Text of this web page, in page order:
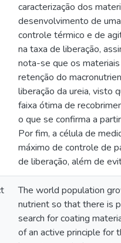
caracterização dos
desenvolvimento de
controle térmico e de
na taxa de liberação,
nota-se que os
retenção do
liberação da ureia, visto
faixa ótima de
o que se confirma a
Por fim, a célula de
máximo de controle de
de liberação, além de
The world population
nutrient so that there is
search for coating
of an active principle for